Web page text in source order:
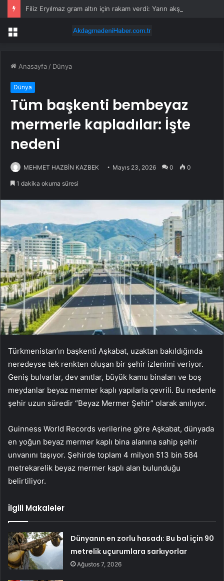
Menü
Anasayfa / Dünya
Dünya
Tüm başkenti bembeyaz
mermerle kapladılar: İşte
nedeni
MEHMET HAZBİN KAZBEK Mayıs 23, 2026 0 0
1 dakika okuma süresi
Türkmenistan’ın başkenti Aşkabat, uzaktan bakıldığında
neredeyse tek renkten oluşan bir şehir izlenimi veriyor.
Geniş bulvarlar, dev anıtlar, büyük kamu binaları ve boş
meydanlar beyaz mermer kaplı yapılarla çevrili. Bu nedenle
şehir uzun süredir “Beyaz Mermer Şehir” olarak anılıyor.
Guinness World Records verilerine göre Aşkabat, dünyada
en yoğun beyaz mermer kaplı bina alanına sahip şehir
unvanını taşıyor. Şehirde toplam 4 milyon 513 bin 584
metrekarelik beyaz mermer kaplı alan bulunduğu
belirtiliyor.
İlgili Makaleler
Dünyanın en zorlu hasadı: Bu bal için 90
metrelik uçurumlara sarkıyorlar
Ağustos 7, 2026